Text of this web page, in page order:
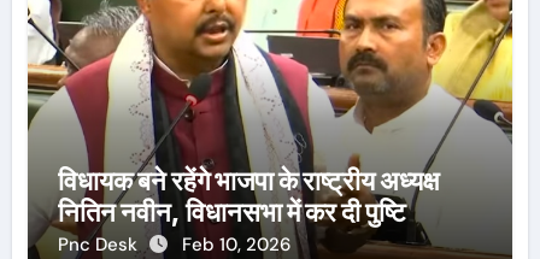
विधायक बने रहेंगे भाजपा के राष्ट्रीय अध्यक्ष
नितिन नवीन, विधानसभा में कर दी पुष्टि
Pnc Desk Feb 10, 2026